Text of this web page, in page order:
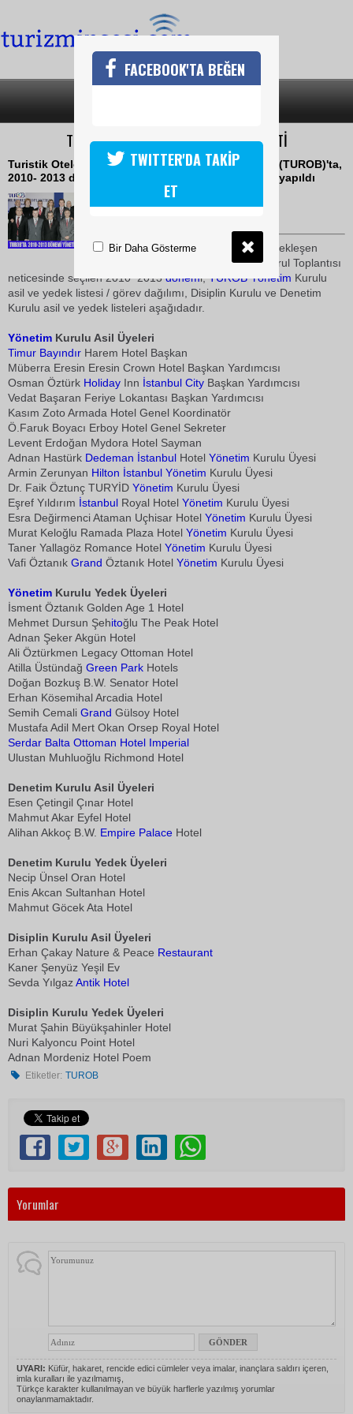
TUROBTA GÖREV DAĞILIMI GERÇEKLEŞTİ
Turistik Otelciler, İşletmeciler ve Yatırımcılar Birliği (TUROB)'ta,
2010- 2013 dönemi, yönetim kurulu görev dağılımı yapıldı
05 Mart 2010 / 12:25
26 Şubat 2010 tarihinde gerçekleşen
20.Olağan Genel Kurul Toplantısı
neticesinde seçilen 2010  2013dönemi;TUROB Yönetim Kurulu
asil ve yedek listesi / görev dağılımı, Disiplin Kurulu ve Denetim
Kurulu asil ve yedek listeleri aşağıdadır.
Yönetim Kurulu Asil Üyeleri
Timur Bayındır Harem Hotel Başkan
Müberra Eresin Eresin Crown Hotel Başkan Yardımcısı
Osman Öztürk Holiday Inn İstanbul City Başkan Yardımcısı
Vedat Başaran Feriye Lokantası Başkan Yardımcısı
Kasım Zoto Armada Hotel Genel Koordinatör
Ö.Faruk Boyacı Erboy Hotel Genel Sekreter
Levent Erdoğan Mydora Hotel Sayman
Adnan Hastürk Dedeman İstanbul Hotel Yönetim Kurulu Üyesi
Armin Zerunyan Hilton İstanbul Yönetim Kurulu Üyesi
Dr. Faik Öztunç TURYİD Yönetim Kurulu Üyesi
Eşref Yıldırım İstanbul Royal Hotel Yönetim Kurulu Üyesi
Esra Değirmenci Ataman Uçhisar Hotel Yönetim Kurulu Üyesi
Murat Keloğlu Ramada Plaza Hotel Yönetim Kurulu Üyesi
Taner Yallagöz Romance Hotel Yönetim Kurulu Üyesi
Vafi Öztanık Grand Öztanık Hotel Yönetim Kurulu Üyesi
Yönetim Kurulu Yedek Üyeleri
İsment Öztanık Golden Age 1 Hotel
Mehmet Dursun Şehitoğlu The Peak Hotel
Adnan Şeker Akgün Hotel
Ali Öztürkmen Legacy Ottoman Hotel
Atilla Üstündağ Green Park Hotels
Doğan Bozkuş B.W. Senator Hotel
Erhan Kösemihal Arcadia Hotel
Semih Cemali Grand Gülsoy Hotel
Mustafa Adil Mert Okan Orsep Royal Hotel
Serdar Balta Ottoman Hotel Imperial
Ulustan Muhluoğlu Richmond Hotel
Denetim Kurulu Asil Üyeleri
Esen Çetingil Çınar Hotel
Mahmut Akar Eyfel Hotel
Alihan Akkoç B.W. Empire Palace Hotel
Denetim Kurulu Yedek Üyeleri
Necip Ünsel Oran Hotel
Enis Akcan Sultanhan Hotel
Mahmut Göcek Ata Hotel
Disiplin Kurulu Asil Üyeleri
Erhan Çakay Nature & Peace Restaurant
Kaner Şenyüz Yeşil Ev
Sevda Yılgaz Antik Hotel
Disiplin Kurulu Yedek Üyeleri
Murat Şahin Büyükşahinler Hotel
Nuri Kalyoncu Point Hotel
Adnan Mordeniz Hotel Poem
Etiketler: TUROB
Yorumlar
UYARI: Küfür, hakaret, rencide edici cümleler veya imalar, inançlara saldırı içeren,
imla kuralları ile yazılmamış,
Türkçe karakter kullanılmayan ve büyük harflerle yazılmış yorumlar
onaylanmamaktadır.
FACEBOOK'TA BEĞEN
TWITTER'DA TAKİP
ET
Bir Daha Gösterme